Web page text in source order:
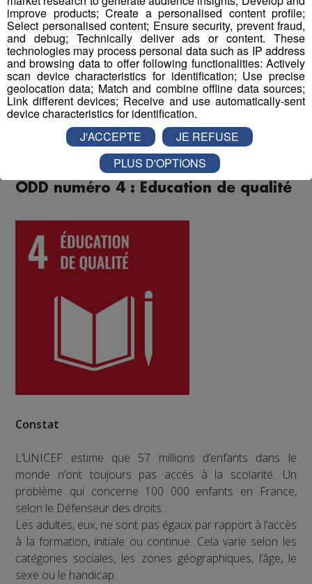
collègues.
Enfin, un questionnaire bien-être envoyé chaque année
à tous les collaborateurs permet d'identifier les
difficultés qui pourraient être rencontrées par les
différents salariés, et d'y remédier. Au mois de juin 2022,
les collaborateurs ont donné une note globale de 8 sur
10 à la qualité de vie au travail au sein du Groupe Mont
Blanc Médias.
ODD numéro 4 : Education de qualité
Constat
L’UNICEF estime que 57 millions d’enfants dans le
monde n’ont toujours pas accès à la scolarité. Un
problème qui concerne 100 000 enfants en France,
selon le Défenseur des droits.
Les adultes, eux, ne sont pas égaux par rapport à l’accès
à la formation, initiale ou continue. Cela varie selon les
catégories sociales, les zones géographiques, l’âge, le
sexe ou le handicap.
improve products; Create a personalised content profile;
Select personalised content; Ensure security, prevent fraud,
and debug; Technically deliver ads or content. These
technologies may process personal data such as IP address
and browsing data to offer following functionalities: Actively
scan device characteristics for identification; Use precise
geolocation data; Match and combine offline data sources;
Link different devices; Receive and use automatically-sent
device characteristics for identification.
J'ACCEPTE
JE REFUSE
PLUS D'OPTIONS